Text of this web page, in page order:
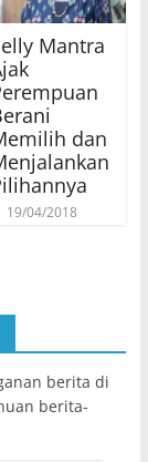
Mantra
dan
19/04/2018
berita di
berita-